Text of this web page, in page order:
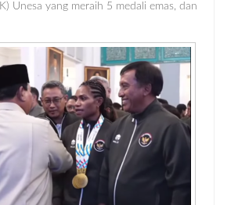
Unesa yang meraih 5 medali emas, dan